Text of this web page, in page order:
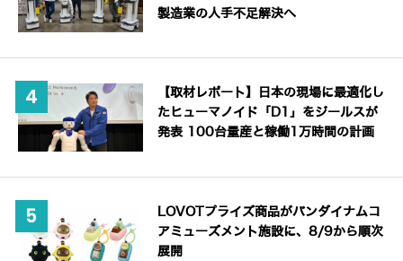
製造業の人手不足解決へ
【取材レポート】日本の現場に最適化し
たヒューマノイド「D1」をジールスが
発表 100台量産と稼働1万時間の計画
LOVOTプライズ商品がバンダイナムコ
アミューズメント施設に、8/9から順次
展開